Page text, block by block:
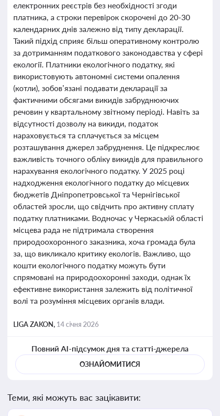
електронних реєстрів без необхідності згоди
платника, а строки перевірок скорочені до 20-30
календарних днів залежно від типу декларації.
Такий підхід сприяє більш оперативному контролю
за дотриманням податкового законодавства у сфері
екології. Платники екологічного податку, які
використовують автономні системи опалення
(котли), зобов’язані подавати декларації за
фактичними обсягами викидів забруднюючих
речовин у квартальному звітному періоді. Навіть за
відсутності дозволу на викиди, податок
нараховується та сплачується за місцем
розташування джерел забруднення. Це підкреслює
важливість точного обліку викидів для правильного
нарахування екологічного податку. У 2025 році
надходження екологічного податку до місцевих
бюджетів Дніпропетровської та Чернігівської
областей зросли, що свідчить про активну сплату
податку платниками. Водночас у Черкаській області
місцева рада не підтримала створення
природоохоронного заказника, хоча громада була
за, що викликало критику екологів. Важливо, що
кошти екологічного податку можуть бути
спрямовані на природоохоронні заходи, однак їх
ефективне використання залежить від політичної
волі та розуміння місцевих органів влади.
LIGA ZAKON, 14 січня 2026
Повний AI-підсумок дня та статті-джерела
ОЗНАЙОМИТИСЯ
Теми, які можуть вас зацікавити: